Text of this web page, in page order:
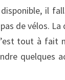
É
L
O
À
T
il
de vélos.
tout à fait
quelques